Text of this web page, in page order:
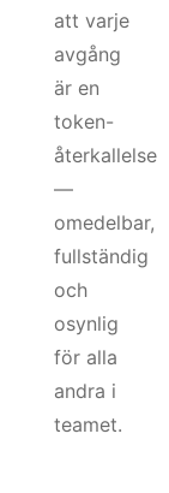
att varje
avgång
är en
token-
återkallelse
—
omedelbar,
fullständig
och
osynlig
för alla
andra i
teamet.